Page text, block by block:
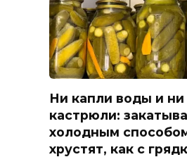
Ни капли воды и
кастрюли:
холодным
хрустят, как с